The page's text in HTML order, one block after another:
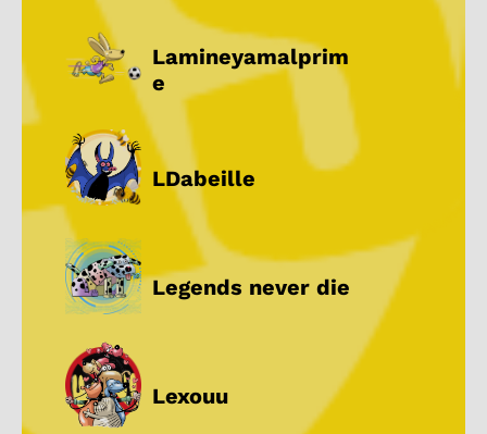
Lamineyamalprim
e
LDabeille
Legends never die
Lexouu